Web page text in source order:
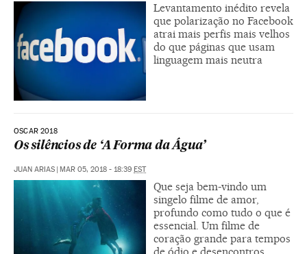
Levantamento inédito revela
que polarização no Facebook
atrai mais perfis mais velhos
do que páginas que usam
linguagem mais neutra
OSCAR 2018
Os silêncios de ‘A Forma da Água’
JUAN ARIAS | MAR 05, 2018 - 18:39 EST
Que seja bem-vindo um
singelo filme de amor,
profundo como tudo o que é
essencial. Um filme de
coração grande para tempos